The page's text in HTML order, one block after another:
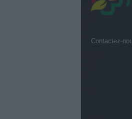
Contactez-